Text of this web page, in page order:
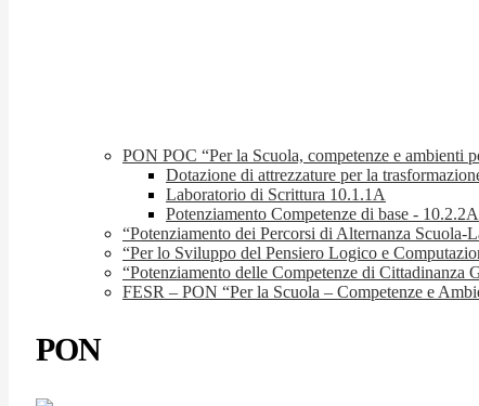
PON POC “Per la Scuola, competenze e ambienti
Dotazione di attrezzature per la
Laboratorio di Scrittura 10.1.1A
Potenziamento Competenze di base - 10.2.2A
“Potenziamento dei Percorsi di Alternanza Scuola-
“Per lo Sviluppo del Pensiero Logico e
“Potenziamento delle Competenze di Cittadinanza
FESR – PON “Per la Scuola – Competenze e
PON